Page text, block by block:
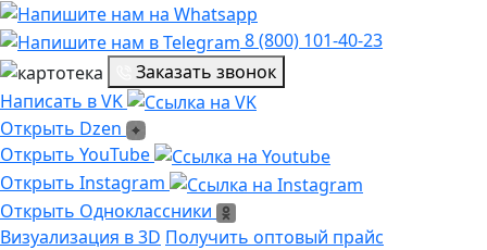
8 (800) 101-40-23
Заказать звонок
Написать в VK
Написать в VK
Открыть Dzen
Открыть Dzen
Ссылка на Youtube
Открыть YouTube
Ссылка на Instagram
Открыть Instagram
Открыть Одноклассники
Открыть Одноклассники
Визуализация в 3D Получить оптовый прайс